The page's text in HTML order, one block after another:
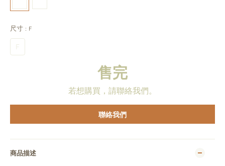
尺寸 : F
F
售完
若想購買，請聯絡我們。
聯絡我們
商品描述